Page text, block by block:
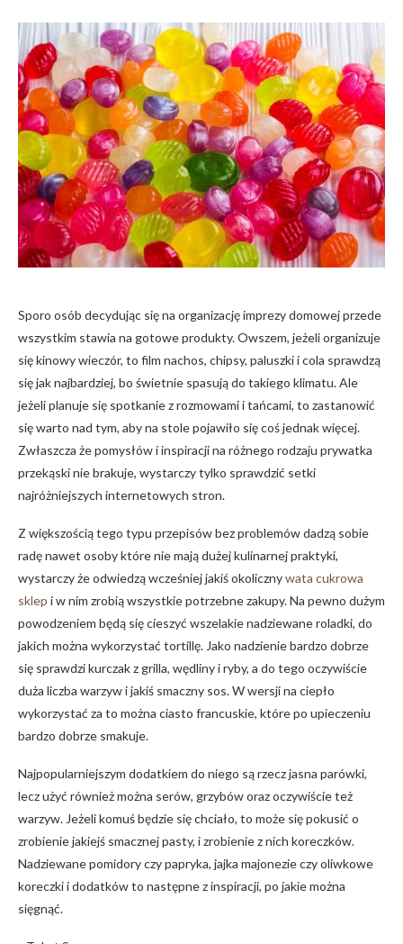
Sporo osób decydując się na organizację imprezy domowej przede
wszystkim stawia na gotowe produkty. Owszem, jeżeli organizuje
się kinowy wieczór, to film nachos, chipsy, paluszki i cola sprawdzą
się jak najbardziej, bo świetnie spasują do takiego klimatu. Ale
jeżeli planuje się spotkanie z rozmowami i tańcami, to zastanowić
się warto nad tym, aby na stole pojawiło się coś jednak więcej.
Zwłaszcza że pomysłów i inspiracji na różnego rodzaju prywatka
przekąski nie brakuje, wystarczy tylko sprawdzić setki
najróżniejszych internetowych stron.
Z większością tego typu przepisów bez problemów dadzą sobie
radę nawet osoby które nie mają dużej kulinarnej praktyki,
wystarczy że odwiedzą wcześniej jakiś okolicznywata cukrowa
sklep i w nim zrobią wszystkie potrzebne zakupy. Na pewno dużym
powodzeniem będą się cieszyć wszelakie nadziewane roladki, do
jakich można wykorzystać tortillę. Jako nadzienie bardzo dobrze
się sprawdzi kurczak z grilla, wędliny i ryby, a do tego oczywiście
duża liczba warzyw i jakiś smaczny sos. W wersji na ciepło
wykorzystać za to można ciasto francuskie, które po upieczeniu
bardzo dobrze smakuje.
Najpopularniejszym dodatkiem do niego są rzecz jasna parówki,
lecz użyć również można serów, grzybów oraz oczywiście też
warzyw. Jeżeli komuś będzie się chciało, to może się pokusić o
zrobienie jakiejś smacznej pasty, i zrobienie z nich koreczków.
Nadziewane pomidory czy papryka, jajka majonezie czy oliwkowe
koreczki i dodatków to następne z inspiracji, po jakie można
sięgnąć.